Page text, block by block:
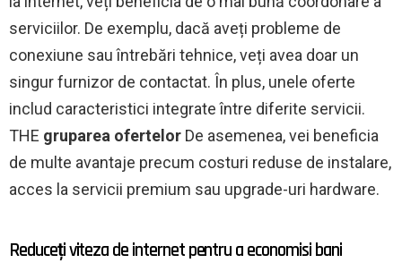
serviciilor. De exemplu, dacă aveți probleme de
conexiune sau întrebări tehnice, veți avea doar un
singur furnizor de contactat. În plus, unele oferte
includ caracteristici integrate între diferite servicii.
THE gruparea ofertelor De asemenea, vei beneficia
de multe avantaje precum costuri reduse de instalare,
acces la servicii premium sau upgrade-uri hardware.
Reduceți viteza de internet pentru a economisi bani